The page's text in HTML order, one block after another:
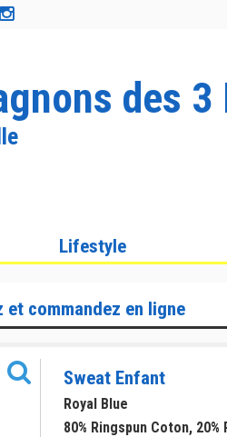
des
Lifestyle
et commandez en ligne
Sweat Enfant
Royal Blue
80% Ringspun Coton,